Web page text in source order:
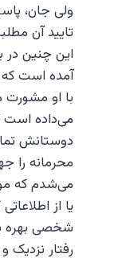
ولی جان،
تایید آن
این چنین در
آمده است
با او مشورت
می‌داده
دوستانش
محرمانه را
می‌شدم که
یا از
شخصی بهره
رفتار